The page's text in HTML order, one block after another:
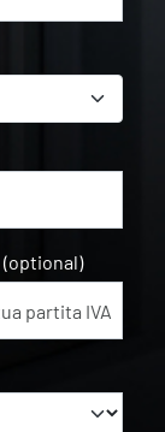
(optional)